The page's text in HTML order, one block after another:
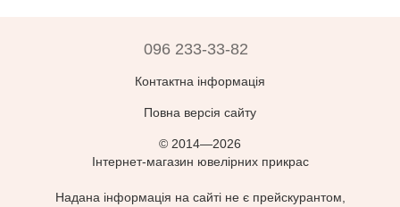
096 233-33-82
Контактна інформація
Повна версія сайту
© 2014—2026
Інтернет-магазин ювелірних прикрас
Надана інформація на сайті не є прейскурантом,